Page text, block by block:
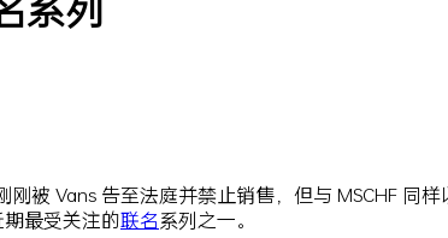
刚被 Vans 告至法庭并禁止销售，但与 MSCHF 同样
期最受关注的联名系列之一。